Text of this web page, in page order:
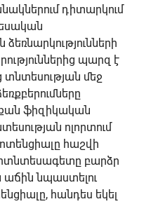
դիտարկում
պարզ է
տնտեսության մեջ
քան ֆիզիկական
ոլորտում
հաշվի
բարձր
նպաստելու
հանդես եկել